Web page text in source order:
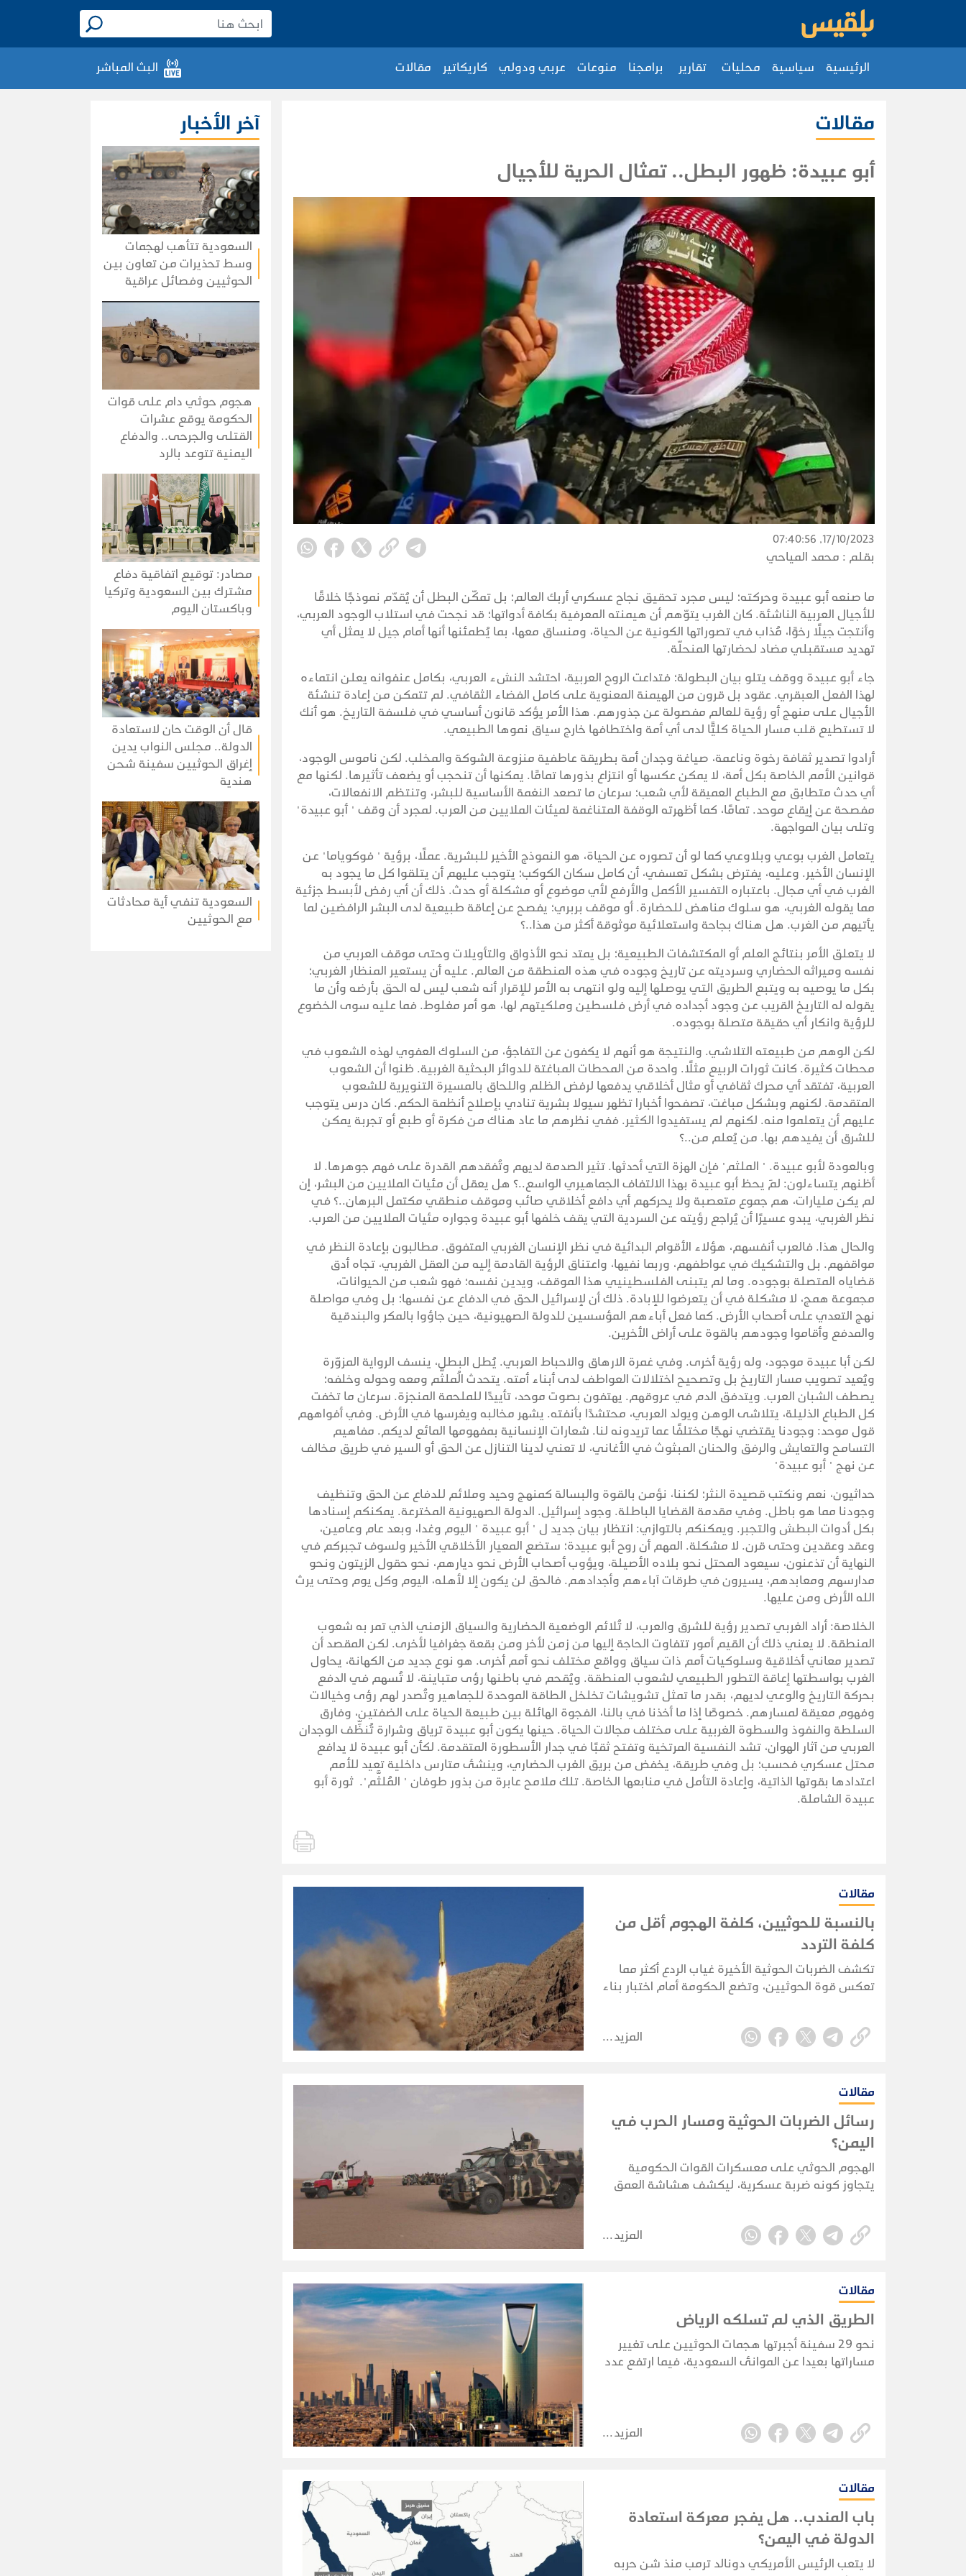
الرئيسية سياسية محليات تقارير برامجنا منوعات عربي ودولي كاريكاتير مقالات البث المباشر
مقالات
أبو عبيدة: ظهور البطل.. تمثال الحرية للأجيال
17/10/2023, 07:40:56
بقلم : محمد المياحي
ما صنعه أبو عبيدة وحركته؛ ليس مجرد تحقيق نجاح عسكري أربك العالم؛ بل تمكّن البطل أن يُقدّم نموذجًا خلاقًا
للأجيال العربية الناشئة. كان الغرب يتوّهم أن هيمنته المعرفية بكافة أدواتها؛ قد نجحت في استلاب الوجود العربي،
وأنتجت جيلًا رخوًا، مُذاب في تصوراتها الكونية عن الحياة، ومنساق معها، بما يُطمئنها أنها أمام جيل لا يمثل أي
تهديد مستقبلي مضاد لحضارتها المنحلّة.
جاء أبو عبيدة ووقف يتلو بيان البطولة؛ فتداعت الروح العربية، احتشد النشء العربي، بكامل عنفوانه يعلن انتماءه
لهذا الفعل العبقري. عقود بل قرون من الهيمنة المعنوية على كامل الفضاء الثقافي. لم تتمكن من إعادة تنشئة
الأجيال على منهج أو رؤية للعالم مفصولة عن جذورهم. هذا الأمر يؤكد قانون أساسي في فلسفة التاريخ. هو أنك
لا تستطيع قلب مسار الحياة كليًّا لدى أي أمة واختطافها خارج سياق نموها الطبيعي.
أرادوا تصدير ثقافة رخوة وناعمة، صياغة وجدان أمة بطريقة عاطفية منزوعة الشوكة والمخلب. لكن ناموس الوجود،
قوانين الأمم الخاصة بكل أمة، لا يمكن عكسها أو انتزاع بذورها تمامًا. يمكنها أن تنحجب أو يضعف تأثيرها. لكنها مع
أي حدث متطابق مع الطباع العميقة لأي شعب؛ سرعان ما تصعد النغمة الأساسية للبشر، وتنتظم الانفعالات،
مفصحة عن إيقاع موحد. تمامًا، كما أظهرته الوقفة المتناغمة لميئات الملايين من العرب. لمجرد أن وقف " أبو عبيدة"
وتلى بيان المواجهة.
يتعامل الغرب بوعي وبلاوعي كما لو أن تصوره عن الحياة، هو النموذج الأخير للبشرية. عملًا، برؤية " فوكوياما" عن
الإنسان الأخير. وعليه، يفترض بشكل تعسفي، أن كامل سكان الكوكب؛ يتوجب عليهم أن يتلقوا كل ما يجود به
الغرب في أي مجال. باعتباره التفسير الأكمل والأرفع لأي موضوع أو مشكلة أو حدث. ذلك أن أي رفض لأبسط جزئية
مما يقوله الغربي، هو سلوك مناهض للحضارة. أو موقف بربري؛ يفصح عن إعاقة طبيعية لدى البشر الرافضين لما
يأتيهم من الغرب. هل هناك بجاحة واستعلائية موثوقة أكثر من هذا..؟
لا يتعلق الأمر بنتائج العلم أو المكتشفات الطبيعية؛ بل يمتد نحو الأذواق والتأويلات وحتى موقف العربي من
نفسه وميراثه الحضاري وسرديته عن تاريخ وجوده في هذه المنطقة من العالم. عليه أن يستعير المنظار الغربي؛
بكل ما يوصيه به ويتبع الطريق التي يوصلها إليه ولو انتهى به الأمر للإقرار أنه شعب ليس له الحق بأرضه وأن ما
يقوله له التاريخ القريب عن وجود أجداده في أرض فلسطين وملكيتهم لها، هو أمر مغلوط. فما عليه سوى الخضوع
للرؤية وانكار أي حقيقة متصلة بوجوده.
لكن الوهم من طبيعته التلاشي. والنتيجة هو أنهم لا يكفون عن التفاجؤ، من السلوك العفوي لهذه الشعوب في
محطات كثيرة. كانت ثورات الربيع مثلًا. واحدة من المحطات المباغتة للدوائر البحثية الغربية. ظنوا أن الشعوب
العربية، تفتقد أي محرك ثقافي أو مثال أخلاقي يدفعها لرفض الظلم واللحاق بالمسيرة التنويرية للشعوب
المتقدمة. لكنهم وبشكل مباغت، تصفحوا أخبارا تظهر سيولا بشرية تنادي بإصلاح أنظمة الحكم. كان درس يتوجب
عليهم أن يتعلموا منه. لكنهم لم يستفيدوا الكثير. ففي نظرهم ما عاد هناك من فكرة أو طبع أو تجربة يمكن
للشرق أن يفيدهم بها. من يُعلم من..؟
وبالعودة لأبو عبيدة. " الملثم" فإن الهزة التي أحدثها. تثير الصدمة لديهم وتُفقدهم القدرة على فهم جوهرها. لا
أظنهم يتساءلون: لمَ يحظ أبو عبيدة بهذا الالتفاف الجماهيري الواسع..؟ هل يعقل أن مئيات الملايين من البشر، إن
لم يكن مليارات، هم جموع متعصبة ولا يحركهم أي دافع أخلاقي صائب وموقف منطقي مكتمل البرهان..؟ في
نظر الغربي، يبدو عسيرًا أن يُراجع رؤيته عن السردية التي يقف خلفها أبو عبيدة وجواره مئيات الملايين من العرب.
والحال هذا. فالعرب أنفسهم، هؤلاء الأقوام البدائية في نظر الإنسان الغربي المتفوق. مطالبون بإعادة النظر في
مواقفهم. بل والتشكيك في عواطفهم، وربما نفيها، واعتناق الرؤية القادمة إليه من العقل الغربي، تجاه أدق
قضاياه المتصلة بوجوده. وما لم يتبنى الفلسطينيي هذا الموقف، ويدين نفسه؛ فهو شعب من الحيوانات،
مجموعة همج، لا مشكلة في أن يتعرضوا للإبادة. ذلك أن لإسرائيل الحق في الدفاع عن نفسها؛ بل وفي مواصلة
نهج التعدي على أصحاب الأرض. كما فعل أباءهم المؤسسين للدولة الصهيونية، حين جاؤوا بالمكر والبندقية
والمدفع وأقاموا وجودهم بالقوة على أراض الأخرين.
لكن أبا عبيدة موجود، وله رؤية أخرى. وفي غمرة الارهاق والاحباط العربي. يُطل البطل، ينسف الرواية المزوّرة
ويُعيد تصويب مسار التاريخ بل وتصحيح اختلالات العواطف لدى أبناء أمته. يتحدث الُملثَّم ومعه وحوله وخلفه؛
يصطف الشبان العرب. ويتدفق الدم في عروقهم. يهتفون بصوت موحد، تأييدًا للملحمة المنجزة. سرعان ما تخفت
كل الطباع الذليلة، يتلاشى الوهن ويولد العربي، محتشدًا بأنفته. يشهر مخالبه ويغرسها في الأرض. وفي أفواههم
قول موحد: وجودنا يقتضي نهجًا مختلفًا عما تريدونه لنا. شعارات الإنسانية بمفهومها المائع لديكم. مفاهيم
التسامح والتعايش والرفق والحنان المبثوث في الأغاني، لا تعني لدينا التنازل عن الحق أو السير في طريق مخالف
عن نهج " أبو عبيدة"
حداثيون، نعم ونكتب قصيدة النثر؛ لكننا، نؤمن بالقوة والبسالة كمنهج وحيد وملائم للدفاع عن الحق وتنظيف
وجودنا مما هو باطل. وفي مقدمة القضايا الباطلة. وجود إسرائيل. الدولة الصهيونية المخترعة. يمكنكم إسنادها
بكل أدوات البطش والتجبر. ويمكنكم بالتوازي: انتظار بيان جديد ل " أبو عبيدة " اليوم وغدا، وبعد عام وعامين،
وعقد وعقدين وحتى قرن. لا مشكلة. المهم أن روح أبو عبيدة؛ ستضع المعيار الأخلاقي الأخير ولسوف تجبركم في
النهاية أن تذعنون، سيعود المحتل نحو بلاده الأصيلة، ويؤوب أصحاب الأرض نحو ديارهم، نحو حقول الزيتون ونحو
مدارسهم ومعابدهم، يسيرون في طرقات آباءهم وأجدادهم. فالحق لن يكون إلا لأهله، اليوم وكل يوم وحتى يرث
الله الأرض ومن عليها.
الخلاصة: أراد الغربي تصدير رؤية للشرق والعرب، لا تُلائم الوضعية الحضارية والسياق الزمني الذي تمر به شعوب
المنطقة. لا يعني ذلك أن القيم أمور تتفاوت الحاجة إليها من زمن لأخر ومن بقعة جغرافيا لأخرى. لكن المقصد أن
تصدير معاني أخلاقية وسلوكيات أمم ذات سياق وواقع مختلف نحو أمم أخرى. هو نوع جديد من الكهانة، يحاول
الغرب بواسطتها إعاقة التطور الطبيعي لشعوب المنطقة. ويُقحم في باطنها رؤى متباينة، لا تُسهم في الدفع
بحركة التاريخ والوعي لديهم، بقدر ما تمثل تشويشات تخلخل الطاقة الموحدة للجماهير وتُصدر لهم رؤى وخيالات
وفهوم معيقة لمسارهم. خصوصًا إذا ما أخذنا في بالنا، الفجوة الهائلة بين طبيعة الحياة على الضفتين، وفارق
السلطة والنفوذ والسطوة الغربية على مختلف مجالات الحياة. حينها يكون أبو عبيدة ترياق وشرارة تُنظِّف الوجدان
العربي من آثار الهوان، تشد النفسية المرتخية وتفتح ثقبًا في جدار الأسطورة المتقدمة. لكأن أبو عبيدة لا يدافع
محتل عسكري فحسب؛ بل وفي طريقة، يخفض من بريق الغرب الحضاري، وينشئ متارس داخلية تعيد للأمم
اعتدادها بقوتها الذاتية، وإعادة التأمل في منابعها الخاصة. تلك ملامح عابرة من بذور طوفان " المُلثَّم". ثورة أبو
عبيدة الشاملة.
مقالات
بالنسبة للحوثيين، كلفة الهجوم أقل من
كلفة التردد
تكشف الضربات الحوثية الأخيرة غياب الردع أكثر مما
تعكس قوة الحوثيين، وتضع الحكومة أمام اختبار بناء
المزيد
مقالات
رسائل الضربات الحوثية ومسار الحرب في
اليمن؟
الهجوم الحوثي على معسكرات القوات الحكومية
يتجاوز كونه ضربة عسكرية، ليكشف هشاشة العمق
المبادرة.
المزيد
مقالات
الطريق الذي لم تسلكه الرياض
نحو 29 سفينة أجبرتها هجمات الحوثيين على تغيير
مساراتها بعيدا عن الموانئ السعودية، فيما ارتفع عدد
المزيد
مقالات
باب المندب.. هل يفجر معركة استعادة
الدولة في اليمن؟
لا يتعب الرئيس الأمريكي دونالد ترمب منذ شن حربه
آخر الأخبار
السعودية تتأهب لهجمات
وسط تحذيرات من تعاون بين
الحوثيين وفصائل عراقية
هجوم حوثي دام على قوات
الحكومة يوقع عشرات
القتلى والجرحى.. والدفاع
اليمنية تتوعد بالرد
مصادر: توقيع اتفاقية دفاع
مشترك بين السعودية وتركيا
وباكستان اليوم
قال أن الوقت حان لاستعادة
الدولة.. مجلس النواب يدين
إغراق الحوثيين سفينة شحن
هندية
السعودية تنفي أية محادثات
مع الحوثيين